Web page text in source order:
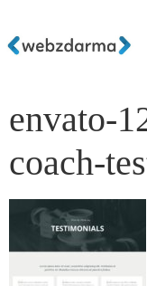
envato-
coach-